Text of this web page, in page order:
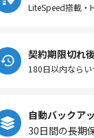
LiteSpeed搭載・
契約期限切れ
180日以内なら
自動バックア
30日間の長期